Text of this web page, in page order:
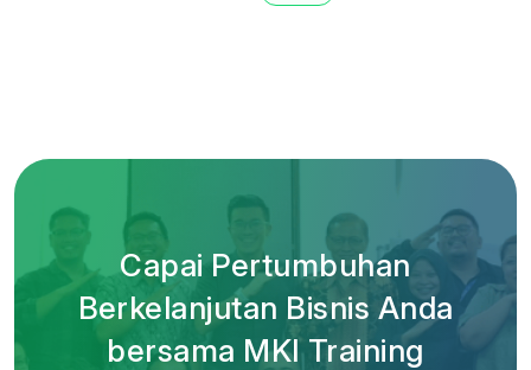
Capai Pertumbuhan
Berkelanjutan Bisnis Anda
bersama MKI Training